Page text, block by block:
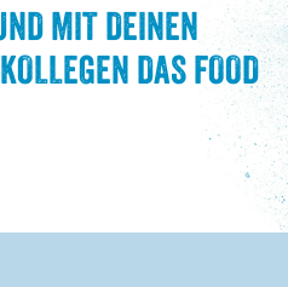
MIT DEINEN
DAS FOOD